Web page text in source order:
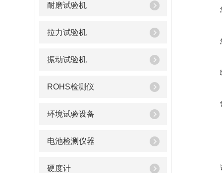
耐磨试验机
拉力试验机
振动试验机
ROHS检测仪
环境试验设备
电池检测仪器
硬度计